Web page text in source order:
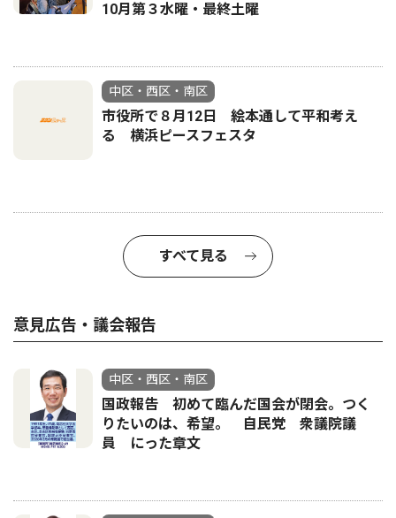
10月第３水曜・最終土曜
中区・西区・南区
市役所で８月12日 絵本通して平和考え
る 横浜ピースフェスタ
すべて見る
意見広告・議会報告
中区・西区・南区
国政報告 初めて臨んだ国会が閉会。つく
りたいのは、希望。 自民党 衆議院議
員 にった章文